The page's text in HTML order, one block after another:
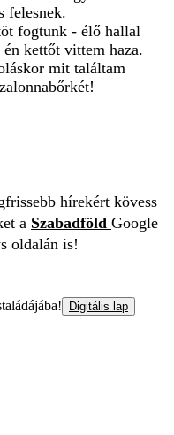
felesnek.
fogtunk - élő hallal
kettőt vittem haza.
mit találtam
hírekért kövess
a Szabadföld Google
oldalán is!
Digitális lap